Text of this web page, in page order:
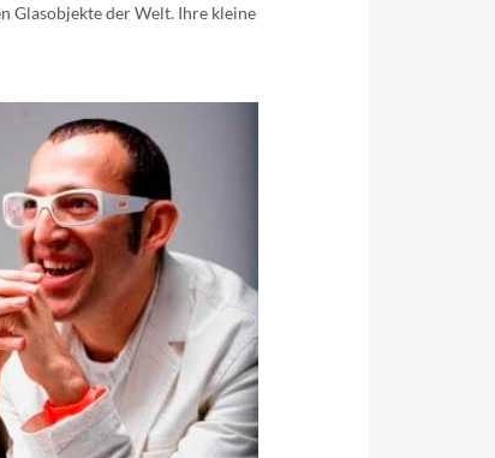
Glasobjekte der Welt. Ihre kleine